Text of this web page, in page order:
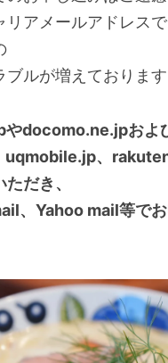
リアメールアドレス
ブルが増えております
docomo.ne.jpおよ
、
だき、
、Yahoo mail等でお